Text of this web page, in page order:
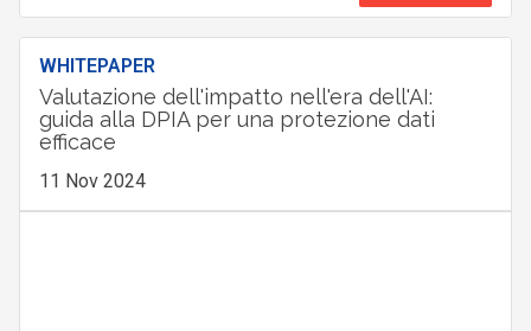
WHITEPAPER
Valutazione dell'impatto nell'era dell'AI:
guida alla DPIA per una protezione dati
efficace
11 Nov 2024